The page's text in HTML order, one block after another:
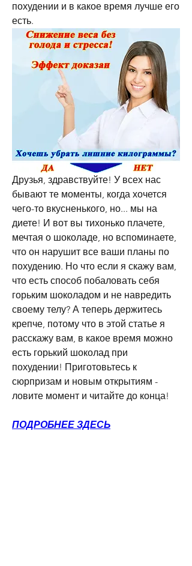
похудении и в какое время лучше его
есть.
Друзья, здравствуйте! У всех нас
бывают те моменты, когда хочется
чего-то вкусненького, но... мы на
диете! И вот вы тихонько плачете,
мечтая о шоколаде, но вспоминаете,
что он нарушит все ваши планы по
похудению. Но что если я скажу вам,
что есть способ побаловать себя
горьким шоколадом и не навредить
своему телу? А теперь держитесь
крепче, потому что в этой статье я
расскажу вам, в какое время можно
есть горький шоколад при
похудении! Приготовьтесь к
сюрпризам и новым открытиям -
ловите момент и читайте до конца!
ПОДРОБНЕЕ ЗДЕСЬ